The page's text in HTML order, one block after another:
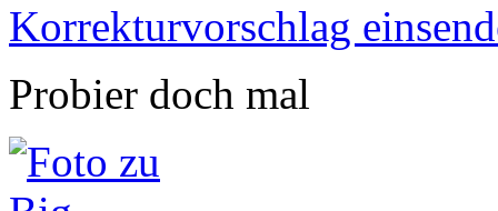
Korrekturvorschlag
Probier doch mal